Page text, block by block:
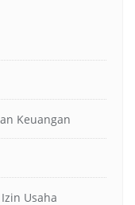
Keuangan
Usaha